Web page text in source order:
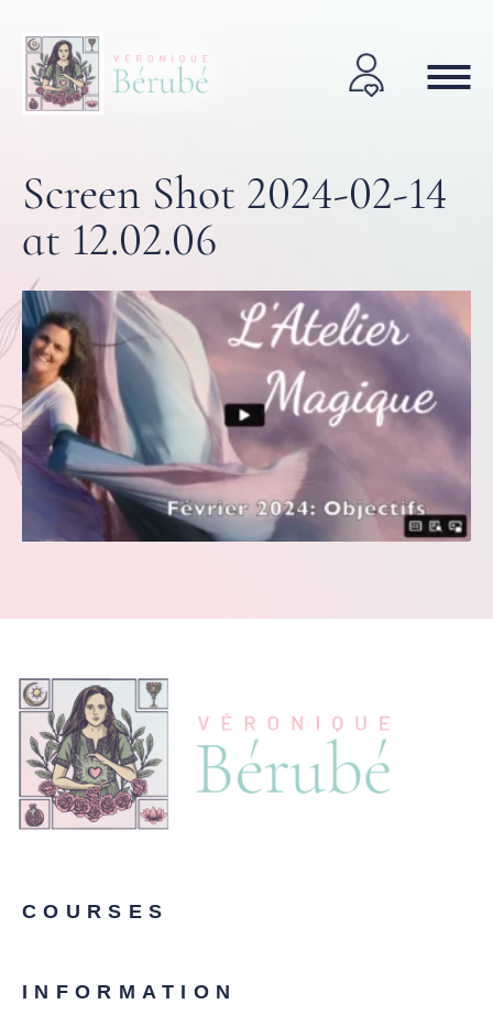
Screen Shot 2024-02-14
at 12.02.06
COURSES
INFORMATION